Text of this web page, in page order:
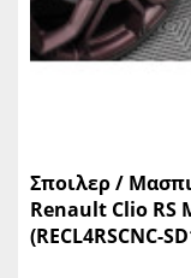
Σποιλερ /
Renault Clio RS
(RECL4RSCNC-